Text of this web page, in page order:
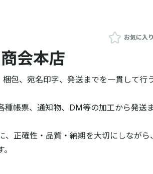
お気に入
会本店
包、宛名印字、発送までを一貫して行
種帳票、通知物、DM等の加工から発送
、正確性・品質・納期を大切にしながら